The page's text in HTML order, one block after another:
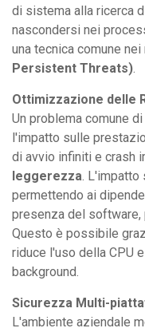
di sistema alla ricerca
nascondersi nei
una tecnica comune
Persistent Threats).
Ottimizzazione delle
Un problema comune
l'impatto sulle
di avvio infiniti e crash
leggerezza. L'impatto
permettendo ai
presenza del
Questo è possibile
riduce l'uso della CPU
background.
Sicurezza Multi-
L'ambiente aziendale